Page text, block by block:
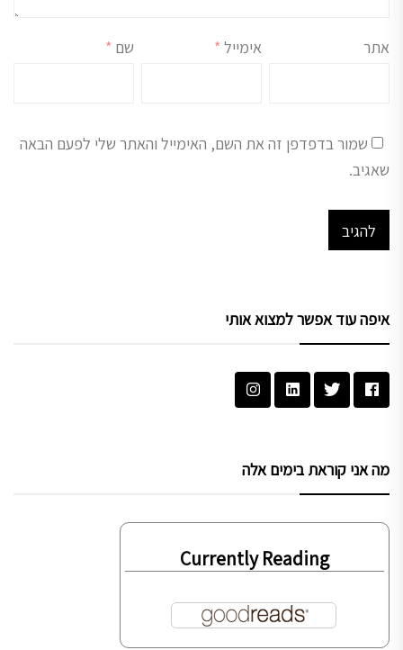
שם * אימייל * אתר
שמור בדפדפן זה את השם, האימייל והאתר שלי לפעם הבאה
שאגיב.
איפה עוד אפשר למצוא אותי
מה אני קוראת בימים אלה
Currently Reading